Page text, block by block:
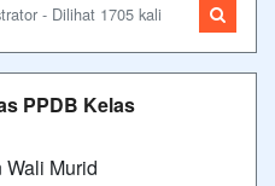
- Dilihat 1705 kali
PPDB Kelas
Murid